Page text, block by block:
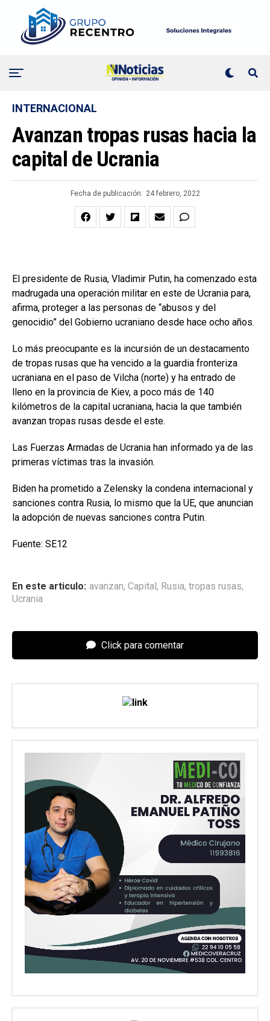
INTERNACIONAL
Avanzan tropas rusas hacia la
capital de Ucrania
Fecha de publicación: 24 febrero, 2022
El presidente de Rusia, Vladimir Putin, ha comenzado esta
madrugada una operación militar en este de Ucrania para,
afirma, proteger a las personas de “abusos y del
genocidio” del Gobierno ucraniano desde hace ocho años.
Lo más preocupante es la incursión de un destacamento
de tropas rusas que ha vencido a la guardia fronteriza
ucraniana en el paso de Vilcha (norte) y ha entrado de
lleno en la provincia de Kiev, a poco más de 140
kilómetros de la capital ucraniana, hacia la que también
avanzan tropas rusas desde el este.
Las Fuerzas Armadas de Ucrania han informado ya de las
primeras víctimas tras la invasión.
Biden ha prometido a Zelensky la condena internacional y
sanciones contra Rusia, lo mismo que la UE, que anuncian
la adopción de nuevas sanciones contra Putin.
Fuente: SE12
En este articulo: avanzan, Capital , Rusia, tropas rusas,
Ucrania
Click para comentar